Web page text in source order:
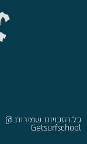
כל הזכויות שמורות @
Getsurfschool